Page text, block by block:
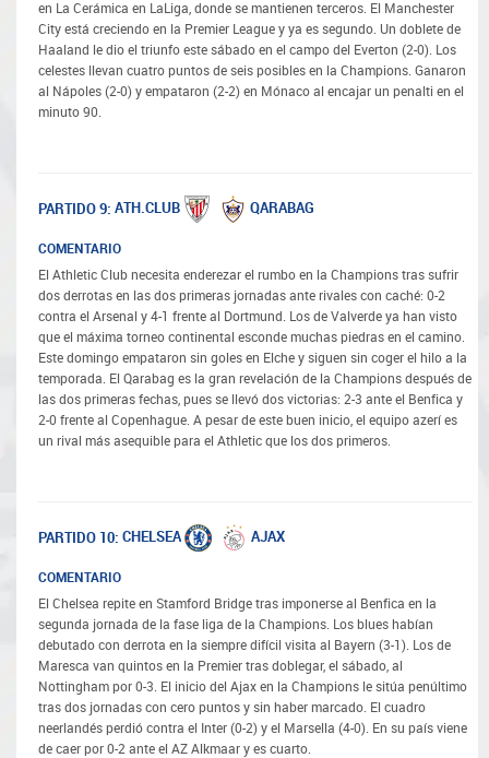
en La Cerámica en LaLiga, donde se mantienen terceros. El Manchester
City está creciendo en la Premier League y ya es segundo. Un doblete de
Haaland le dio el triunfo este sábado en el campo del Everton (2-0). Los
celestes llevan cuatro puntos de seis posibles en la Champions. Ganaron
al Nápoles (2-0) y empataron (2-2) en Mónaco al encajar un penalti en el
minuto 90.
PARTIDO 9: ATH.CLUB QARABAG
COMENTARIO
El Athletic Club necesita enderezar el rumbo en la Champions tras sufrir
dos derrotas en las dos primeras jornadas ante rivales con caché: 0-2
contra el Arsenal y 4-1 frente al Dortmund. Los de Valverde ya han visto
que el máxima torneo continental esconde muchas piedras en el camino.
Este domingo empataron sin goles en Elche y siguen sin coger el hilo a la
temporada. El Qarabag es la gran revelación de la Champions después de
las dos primeras fechas, pues se llevó dos victorias: 2-3 ante el Benfica y
2-0 frente al Copenhague. A pesar de este buen inicio, el equipo azerí es
un rival más asequible para el Athletic que los dos primeros.
PARTIDO 10: CHELSEA AJAX
COMENTARIO
El Chelsea repite en Stamford Bridge tras imponerse al Benfica en la
segunda jornada de la fase liga de la Champions. Los blues habían
debutado con derrota en la siempre difícil visita al Bayern (3-1). Los de
Maresca van quintos en la Premier tras doblegar, el sábado, al
Nottingham por 0-3. El inicio del Ajax en la Champions le sitúa penúltimo
tras dos jornadas con cero puntos y sin haber marcado. El cuadro
neerlandés perdió contra el Inter (0-2) y el Marsella (4-0). En su país viene
de caer por 0-2 ante el AZ Alkmaar y es cuarto.